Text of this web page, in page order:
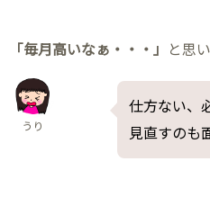
「毎月高いなぁ・・・」 と思
仕方ない、
見直すのも
うり